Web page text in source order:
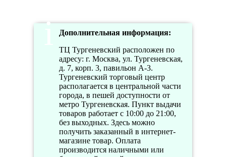
Дополнительная информация:
ТЦ Тургеневский расположен по
адресу: г. Москва, ул. Тургеневская,
д. 7, корп. 3, павильон А-3.
Тургеневский торговый центр
располагается в центральной части
города, в пешей доступности от
метро Тургеневская. Пункт выдачи
товаров работает с 10:00 до 21:00,
без выходных. Здесь можно
получить заказанный в интернет-
магазине товар. Оплата
производится наличными или